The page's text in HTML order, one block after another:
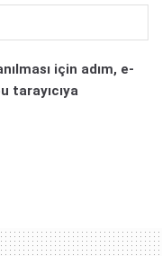
için adım, e-
tarayıcıya